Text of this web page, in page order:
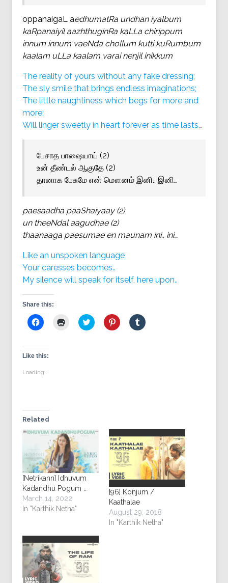
oppanaigaL aedhumatRa undhan iyalbum
kaRpanaiyil aazhthuginRa kaLLa chirippum
innum innum vaeNda chollum kutti kuRumbum
kaalam uLLa kaalam varai nenjil inikkum
The reality of yours without any fake dressing;
The sly smile that brings endless imaginations;
The little naughtiness which begs for more and
more;
Will linger sweetly in heart forever as time lasts…
பேசாத பாஷையாய் (2)
உன் தீண்டல் ஆகுதே (2)
தானாக பேசுமே என் மௌனம் இனி.. இனி…
paesaadha paaShaiyaay (2)
un theeNdal aagudhae (2)
thaanaaga paesumae en maunam ini.. ini…
Like an unspoken language
Your caresses becomes..
My silence will speak for itself, here upon..
Share this:
Click
to
Facebook
(Opens
in
window)
Click Click
to
Click
to
Click
to
Like this:
Loading...
Related
[Netrikann] Idhuvum
Kadandhu Pogum ..
March 14, 2022
In "Karthik Netha"
[96] Konjum /
Kaathalae
August 29, 2018
In "Karthik Netha"